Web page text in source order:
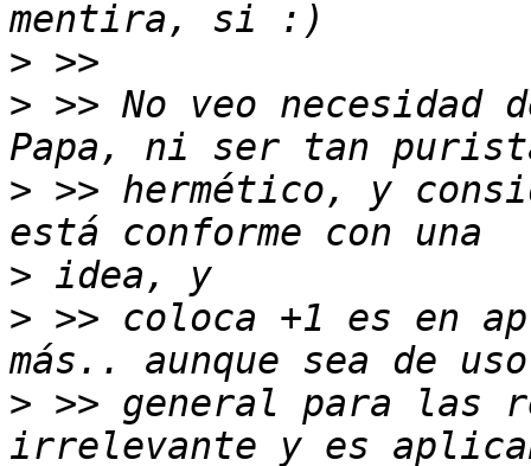
>
> >> No veo necesidad
> >> hermético, y
>
> >> coloca +1 es en
> >> general para las